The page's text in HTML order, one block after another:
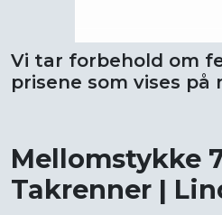
Vi tar forbehold om
prisene som vises på
Mellomstykke
Takrenner |